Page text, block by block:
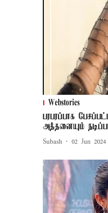
Webstories
பரபரப்பாக
அத்தனையும்
Subash 02 Jun 2024